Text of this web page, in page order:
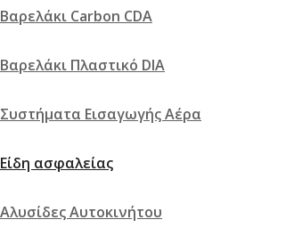
Βαρελάκι Carbon CDA
Βαρελάκι Πλαστικό DIA
Συστήματα Εισαγωγής Αέρα
Είδη ασφαλείας
Αλυσίδες Αυτοκινήτου